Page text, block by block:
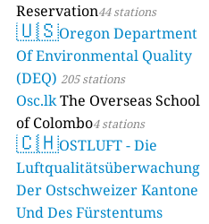
Reservation44 stations
🇺🇸Oregon Department
Of Environmental Quality
(DEQ) 205 stations
Osc.lkThe Overseas School
of Colombo4 stations
🇨🇭OSTLUFT - Die
Luftqualitätsüberwachung
Der Ostschweizer Kantone
Und Des Fürstentums